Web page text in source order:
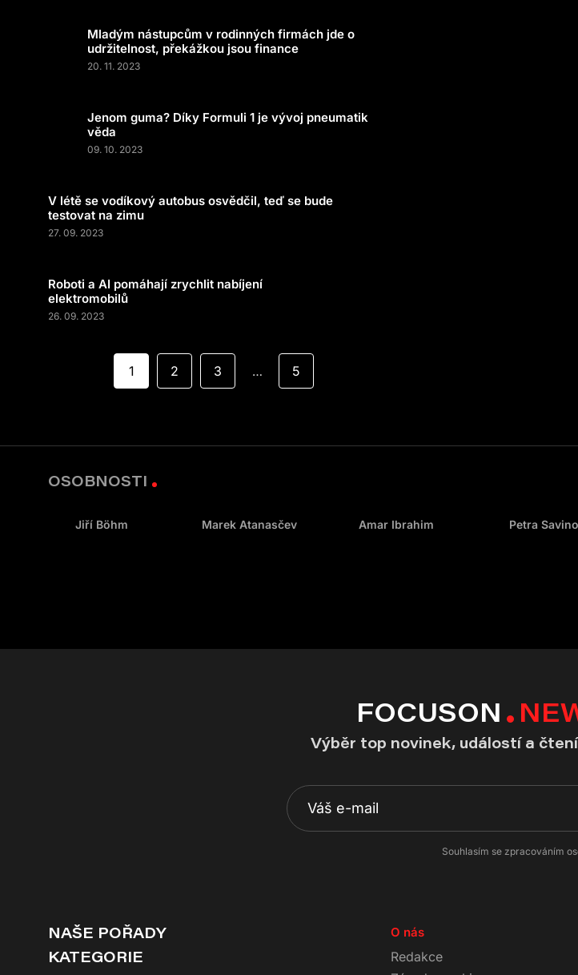
Mladým nástupcům v rodinných firmách jde o
udržitelnost, překážkou jsou finance
20. 11. 2023
Jenom guma? Díky Formuli 1 je vývoj pneumatik
věda
09. 10. 2023
V létě se vodíkový autobus osvědčil, teď se bude
testovat na zimu
27. 09. 2023
Roboti a AI pomáhají zrychlit nabíjení
elektromobilů
26. 09. 2023
1 2 3 … 5
OSOBNOSTI
Jiří Böhm Marek Atanasčev Amar Ibrahim Petra Savino
FOCUSON
Výběr top novinek, událostí a
Souhlasím se zpracováním
NAŠE POŘADY
KATEGORIE
O nás
Redakce